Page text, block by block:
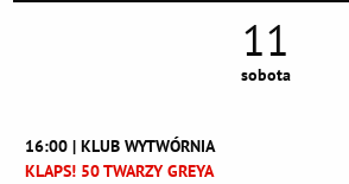
11
sobota
16:00 | KLUB WYTWÓRNIA
KLAPS! 50 TWARZY GREYA